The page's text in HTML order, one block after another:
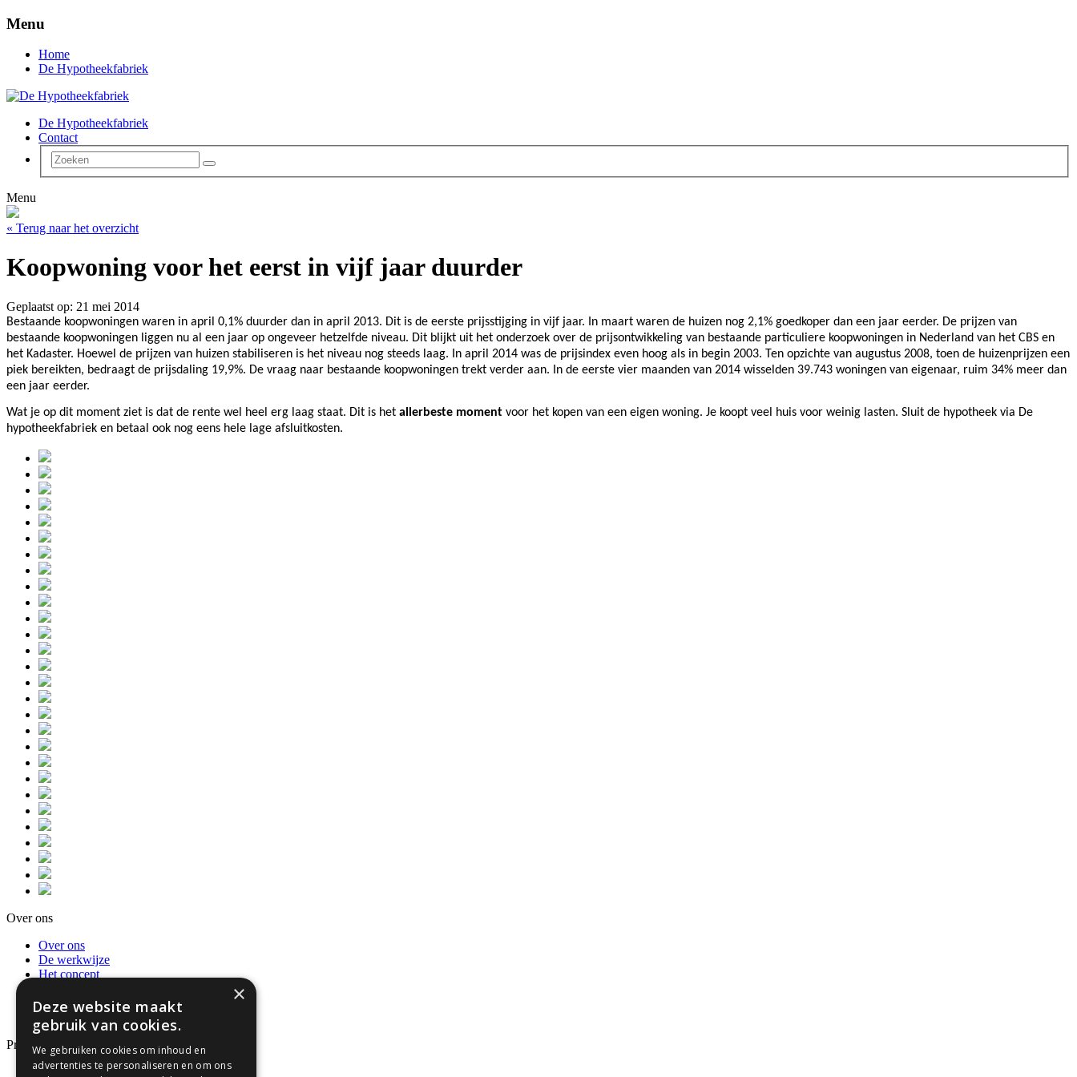
Menu
Home
De Hypotheekfabriek
De Hypotheekfabriek
Contact
Menu
« Terug naar het overzicht
Koopwoning voor het eerst in vijf jaar duurder
Geplaatst op: 21 mei 2014
Bestaande koopwoningen waren in april 0,1% duurder dan in april 2013. Dit is de eerste prijsstijging in vijf jaar. In maart waren de huizen nog 2,1% goedkoper dan een jaar eerder. De prijzen van
bestaande koopwoningen liggen nu al een jaar op ongeveer hetzelfde niveau. Dit blijkt uit het onderzoek over de prijsontwikkeling van bestaande particuliere koopwoningen in Nederland van het CBS en
het Kadaster. Hoewel de prijzen van huizen stabiliseren is het niveau nog steeds laag. In april 2014 was de prijsindex even hoog als in begin 2003. Ten opzichte van augustus 2008, toen de huizenprijzen een
piek bereikten, bedraagt de prijsdaling 19,9%. De vraag naar bestaande koopwoningen trekt verder aan. In de eerste vier maanden van 2014 wisselden 39.743 woningen van eigenaar, ruim 34% meer dan
een jaar eerder.
Wat je op dit moment ziet is dat de rente wel heel erg laag staat. Dit is het allerbeste moment voor het kopen van een eigen woning. Je koopt veel huis voor weinig lasten. Sluit de hypotheek via De
hypotheekfabriek en betaal ook nog eens hele lage afsluitkosten.
Over ons
Over ons
De werkwijze
Het concept
Recensies
Neem contact op
Producten
Dienstverleningsdocumenten
×
Deze website maakt
gebruik van cookies.
We gebruiken cookies om inhoud en
advertenties te personaliseren en om ons